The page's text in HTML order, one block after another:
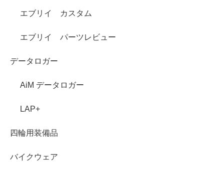
エブリイ カスタム
エブリイ パーツレビュー
データロガー
AiM データロガー
LAP+
四輪用装備品
バイクウェア